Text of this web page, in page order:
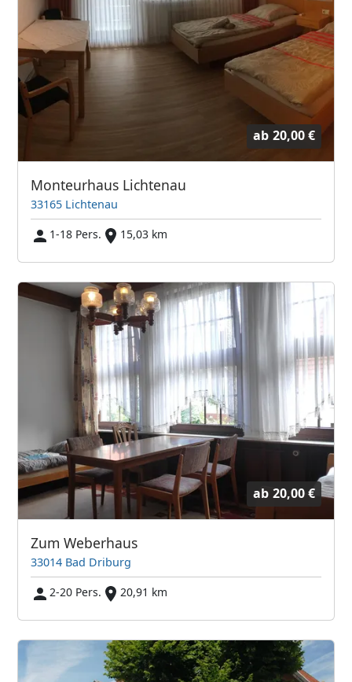
ab 20,00 €
Monteurhaus Lichtenau
33165 Lichtenau
1-18 Pers.
15,03 km
ab 20,00 €
Zum Weberhaus
33014 Bad Driburg
2-20 Pers.
20,91 km